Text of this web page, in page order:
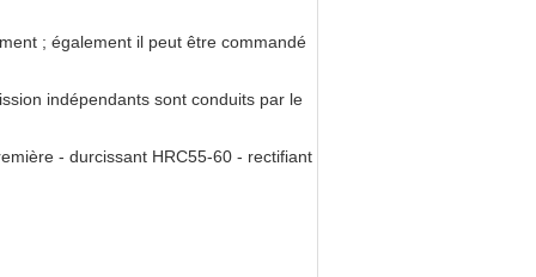
; également il peut être commandé
indépendants sont conduits par le
- durcissant HRC55-60 - rectifiant